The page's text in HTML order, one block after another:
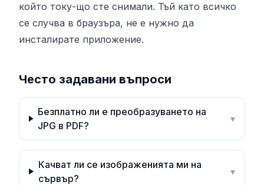
който току-що сте снимали. Тъй като всичко
се случва в браузъра, не е нужно да
инсталирате приложение.
Често задавани въпроси
Безплатно ли е преобразуването на
JPG в PDF?
▾
Качват ли се изображенията ми на
сървър?
▾